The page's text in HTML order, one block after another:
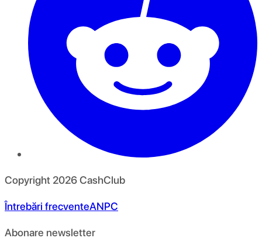
Copyright 2026CashClub
Întrebări frecventeANPC
Abonare newsletter